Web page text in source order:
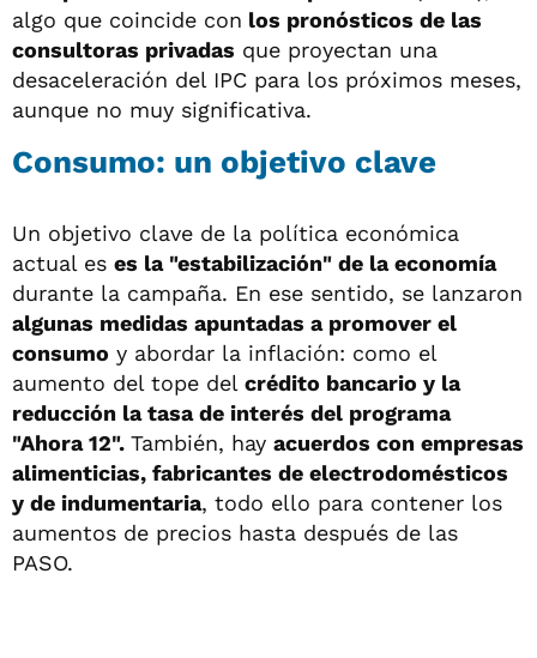
algo que coincide con los pronósticos de las
consultoras privadas que proyectan una
desaceleración del IPC para los próximos meses,
aunque no muy significativa.
Consumo: un objetivo clave
Un objetivo clave de la política económica
actual es es la "estabilización" de la economía
durante la campaña. En ese sentido, se lanzaron
algunas medidas apuntadas a promover el
consumo y abordar la inflación: como el
aumento del tope del crédito bancario y la
reducción la tasa de interés del programa
"Ahora 12". También, hay acuerdos con empresas
alimenticias, fabricantes de electrodomésticos
y de indumentaria, todo ello para contener los
aumentos de precios hasta después de las
PASO.